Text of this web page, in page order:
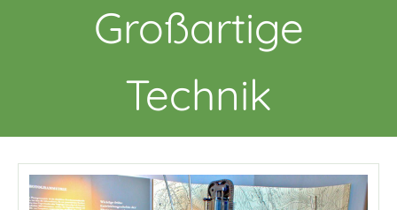
Großartige
Technik